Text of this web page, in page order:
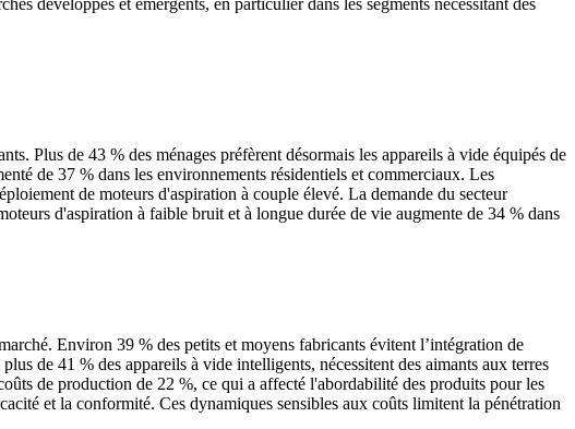
développés et émergents, en particulier dans les segments nécessitant des
Plus de 43 % des ménages préfèrent désormais les appareils à vide équipés de
de 37 % dans les environnements résidentiels et commerciaux. Les
de moteurs d'aspiration à couple élevé. La demande du secteur
d'aspiration à faible bruit et à longue durée de vie augmente de 34 % dans
Environ 39 % des petits et moyens fabricants évitent l’intégration de
de 41 % des appareils à vide intelligents, nécessitent des aimants aux terres
de production de 22 %, ce qui a affecté l'abordabilité des produits pour les
et la conformité. Ces dynamiques sensibles aux coûts limitent la pénétration